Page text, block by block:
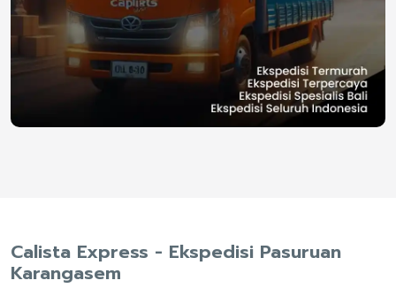
Calista Express - Ekspedisi Pasuruan
Karangasem